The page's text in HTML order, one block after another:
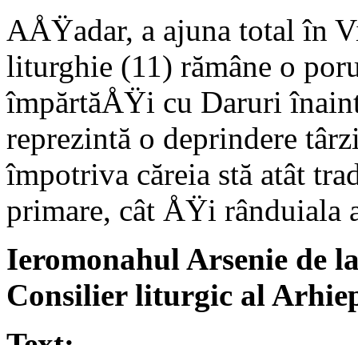
AÅŸadar, a ajuna total în
liturghie (11) rămâne o
împărtăÅŸi cu Daruri
reprezintă o deprindere
împotriva căreia stă atât
primare, cât ÅŸi rânduiala
Ieromonahul Arsenie de
Consilier liturgic al